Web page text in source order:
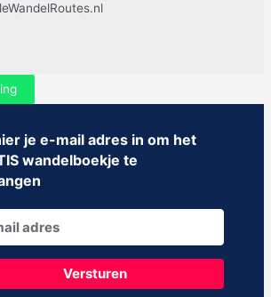
je e-mail adres in om het
wandelboekje te
Versturen